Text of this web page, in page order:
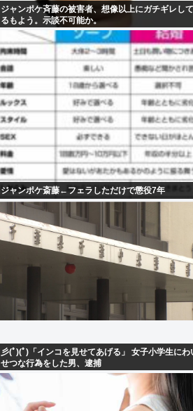
ジャンポケ斉藤の被害者、想像以上にガチギレして
るもよう。示談不可能か。
ジャンポケ斎藤←フェラしただけで懲役7年
彡(ﾟ)(ﾟ)「インコを見せてあげる」 女子小学生にわ
せつな行為をした男、逮捕